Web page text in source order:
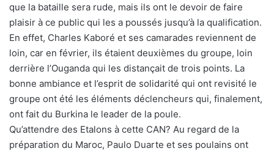
que la bataille sera rude, mais ils ont le devoir de faire
plaisir à ce public qui les a poussés jusqu’à la qualification.
En effet, Charles Kaboré et ses camarades reviennent de
loin, car en février, ils étaient deuxièmes du groupe, loin
derrière l’Ouganda qui les distançait de trois points. La
bonne ambiance et l’esprit de solidarité qui ont revisité le
groupe ont été les éléments déclencheurs qui, finalement,
ont fait du Burkina le leader de la poule.
Qu’attendre des Etalons à cette CAN? Au regard de la
préparation du Maroc, Paulo Duarte et ses poulains ont